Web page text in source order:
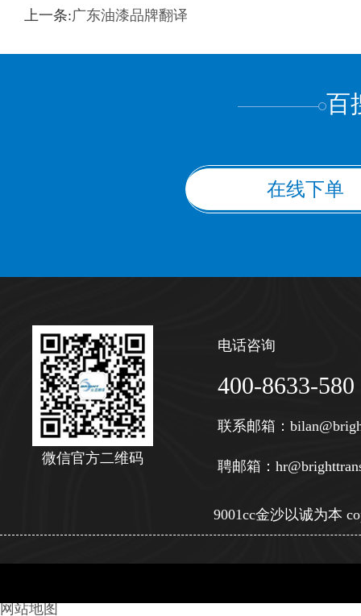
训翻译 标准级
上一条:广东油漆品牌翻译
百
在线下单
微信官方二维码
电话咨询
400-8633-580
联系邮箱：
聘邮箱：
9001cc金沙以诚为本
网站地图